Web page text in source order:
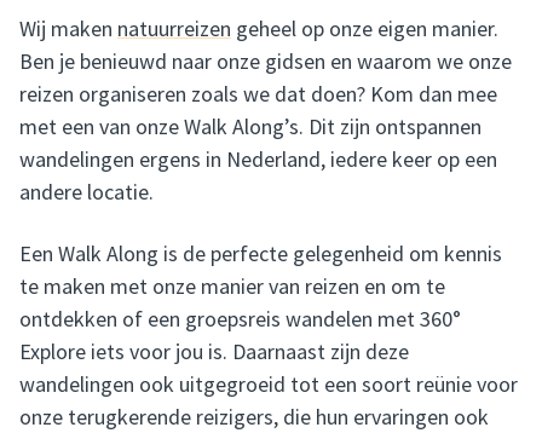
Wij maken natuurreizen geheel op onze eigen manier.
Ben je benieuwd naar onze gidsen en waarom we onze
reizen organiseren zoals we dat doen? Kom dan mee
met een van onze Walk Along’s. Dit zijn ontspannen
wandelingen ergens in Nederland, iedere keer op een
andere locatie.
Een Walk Along is de perfecte gelegenheid om kennis
te maken met onze manier van reizen en om te
ontdekken of een groepsreis wandelen met 360°
Explore iets voor jou is. Daarnaast zijn deze
wandelingen ook uitgegroeid tot een soort reünie voor
onze terugkerende reizigers, die hun ervaringen ook